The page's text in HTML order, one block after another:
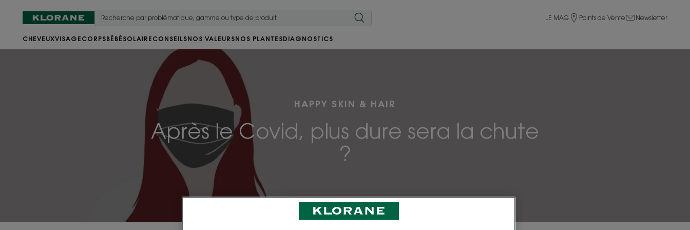
LE MAG Points de Vente Newsletter
CHEVEUXVISAGE CORPSBÉBÉ SOLAIRE CONSEILSNOS VALEURSNOS PLANTESDIAGNOSTICS
HAPPY SKIN & HAIR
Après le Covid, plus dure sera la chute
?